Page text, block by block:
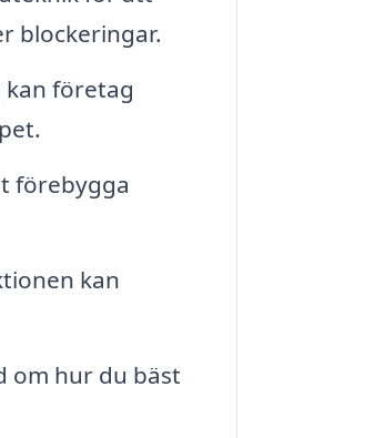
blockeringar.
företag
förebygga
kan
om hur du bäst